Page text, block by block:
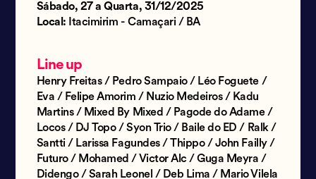
Sábado, 27 a Quarta, 31/12/2025
Local: Itacimirim - Camaçari / BA
Line up
Henry Freitas / Pedro Sampaio / Léo Foguete /
Eva / Felipe Amorim / Nuzio Medeiros / Kadu
Martins / Mixed By Mixed / Pagode do Adame /
Locos / DJ Topo / Syon Trio / Baile do ED / Ralk /
Santti / Larissa Fagundes / Thippo / John Failly /
Futuro / Mohamed / Victor Alc / Guga Meyra /
Didengo / Sarah Leonel / Deb Lima / Mario Vilela